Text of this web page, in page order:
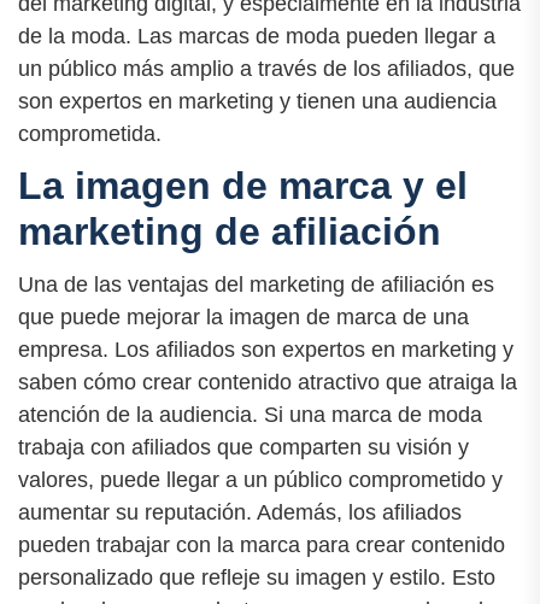
de la moda. Las marcas de moda pueden llegar a
un público más amplio a través de los afiliados, que
son expertos en marketing y tienen una audiencia
comprometida.
La imagen de marca y el
marketing de afiliación
Una de las ventajas del marketing de afiliación es
que puede mejorar la imagen de marca de una
empresa. Los afiliados son expertos en marketing y
saben cómo crear contenido atractivo que atraiga la
atención de la audiencia. Si una marca de moda
trabaja con afiliados que comparten su visión y
valores, puede llegar a un público comprometido y
aumentar su reputación. Además, los afiliados
pueden trabajar con la marca para crear contenido
personalizado que refleje su imagen y estilo. Esto